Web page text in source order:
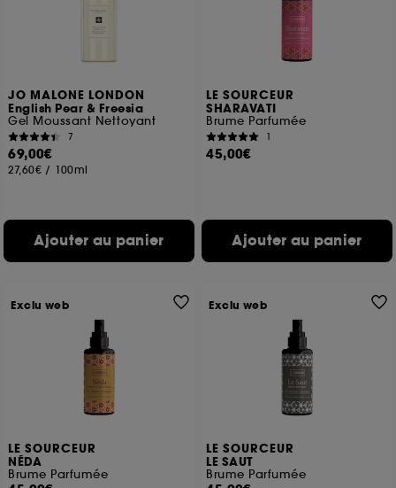
JO MALONE LONDON
English Pear & Freesia
Gel Moussant Nettoyant
7
69,00€
27,60€ / 100ml
Ajouter au panier
LE SOURCEUR
SHARAVATI
Brume Parfumée
1
45,00€
Ajouter au panier
LE SOURCEUR
NÉDA
Brume Parfumée
Exclu web
LE SOURCEUR
LE SAUT
Brume Parfumée
Exclu web